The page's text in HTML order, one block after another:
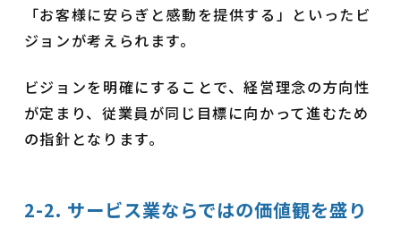
「お客様に安らぎと感動を提供する」といったビ
ジョンが考えられます。
ビジョンを明確にすることで、経営理念の方向性
が定まり、従業員が同じ目標に向かって進むため
の指針となります。
2-2. サービス業ならではの価値観を盛り